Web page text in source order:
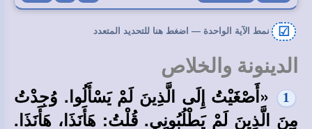
☑ نمط الآية الواحدة — اضغط هنا للتحديد المتعدد
الدينونة والخلاص
1
«أَصْغَيْتُ إِلَى الَّذِينَ لَمْ يَسْأَلُوا. وُجِدْتُ
مِنَ الَّذِينَ لَمْ يَطْلُبُونِي. قُلْتُ: هَأَنَذَا، هَأَنَذَا.